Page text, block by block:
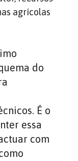
agrícolas
do
É o
essa
com